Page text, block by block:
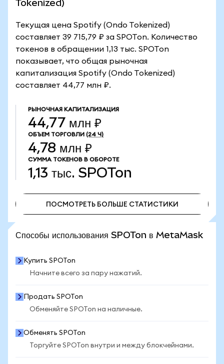
Tokenized)
Текущая цена Spotify (Ondo Tokenized)
составляет 39 715,79 ₽ за SPOTon. Количество
токенов в обращении 1,13 тыс. SPOTon
показывает, что общая рыночная
капитализация Spotify (Ondo Tokenized)
составляет 44,77 млн ₽.
РЫНОЧНАЯ КАПИТАЛИЗАЦИЯ
44,77 млн ₽
ОБЪЕМ ТОРГОВЛИ (24 Ч)
4,78 млн ₽
СУММА ТОКЕНОВ В ОБОРОТЕ
1,13 тыс. SPOTon
ПОСМОТРЕТЬ БОЛЬШЕ СТАТИСТИКИ
Способы использования SPOTon в MetaMask
Купить SPOTon
Начните всего за пару нажатий.
Продать SPOTon
Обменяйте SPOTon на наличные.
Обменять SPOTon
Торгуйте SPOTon внутри и между блокчейнами.